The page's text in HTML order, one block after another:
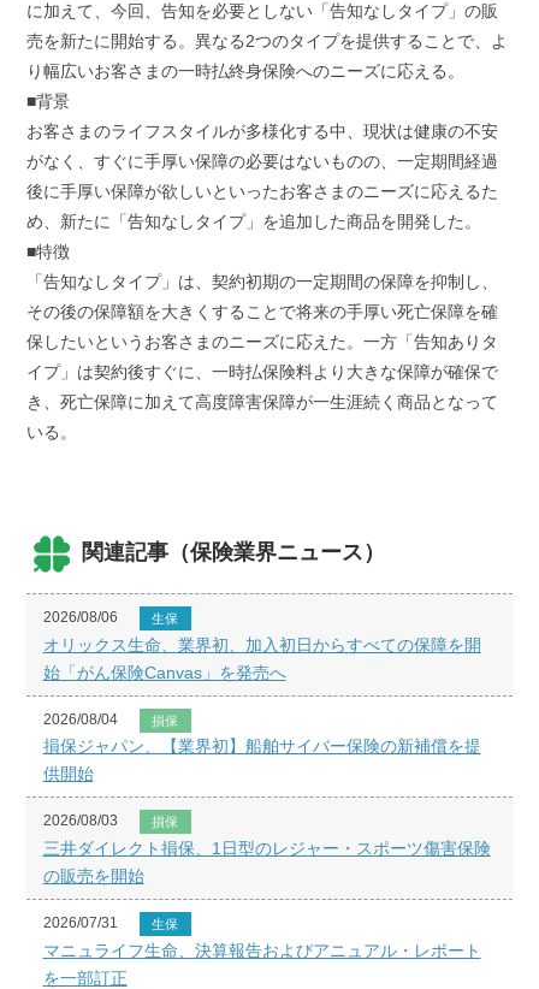
に加えて、今回、告知を必要としない「告知なしタイプ」の販
売を新たに開始する。異なる2つのタイプを提供することで、よ
り幅広いお客さまの一時払終身保険へのニーズに応える。
■背景
お客さまのライフスタイルが多様化する中、現状は健康の不安
がなく、すぐに手厚い保障の必要はないものの、一定期間経過
後に手厚い保障が欲しいといったお客さまのニーズに応えるた
め、新たに「告知なしタイプ」を追加した商品を開発した。
■特徴
「告知なしタイプ」は、契約初期の一定期間の保障を抑制し、
その後の保障額を大きくすることで将来の手厚い死亡保障を確
保したいというお客さまのニーズに応えた。一方「告知ありタ
イプ」は契約後すぐに、一時払保険料より大きな保障が確保で
き、死亡保障に加えて高度障害保障が一生涯続く商品となって
いる。
関連記事（保険業界ニュース）
2026/08/06 生保
オリックス生命、業界初、加入初日からすべての保障を開
始「がん保険Canvas」を発売へ
2026/08/04 損保
損保ジャパン、【業界初】船舶サイバー保険の新補償を提
供開始
2026/08/03 損保
三井ダイレクト損保、1日型のレジャー・スポーツ傷害保険
の販売を開始
2026/07/31 生保
マニュライフ生命、決算報告およびアニュアル・レポート
を一部訂正